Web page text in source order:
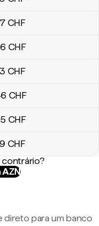
CHF
CHF
CHF
CHF
CHF
CHF
direto para um banco